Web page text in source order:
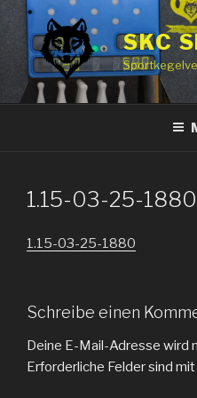
springen
SKC
1.15-03-25-1880
1.15-03-25-1880
Schreibe einen
Deine E-Mail-Adresse wird
Erforderliche Felder sind mit